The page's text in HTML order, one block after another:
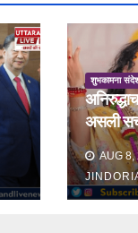
शुभकामना
असली सच
बात
AUG 8,